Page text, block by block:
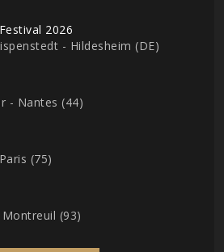
2026
- Hildesheim (DE)
- Nantes (44)
(75)
(93)